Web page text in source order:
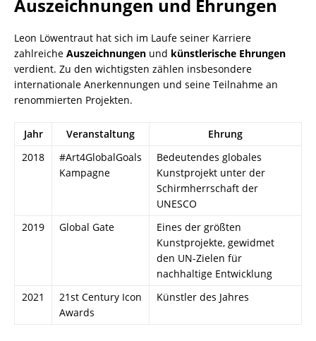
Auszeichnungen und Ehrungen
Leon Löwentraut hat sich im Laufe seiner Karriere
zahlreiche Auszeichnungen und künstlerische Ehrungen
verdient. Zu den wichtigsten zählen insbesondere
internationale Anerkennungen und seine Teilnahme an
renommierten Projekten.
Jahr Veranstaltung
Ehrung
2018
#Art4GlobalGoals
Kampagne
Bedeutendes globales
Kunstprojekt unter der
Schirmherrschaft der
UNESCO
2019
Global Gate
Eines der größten
Kunstprojekte, gewidmet
den UN-Zielen für
nachhaltige Entwicklung
2021
21st Century Icon
Awards
Künstler des Jahres